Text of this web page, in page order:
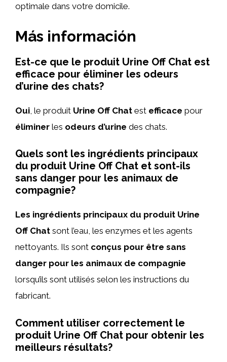
optimale dans votre domicile.
Más información
Est-ce que le produit Urine Off Chat est
efficace pour éliminer les odeurs
d’urine des chats?
Oui , le produit Urine Off Chat est efficace pour
éliminer les odeurs d’urine des chats.
Quels sont les ingrédients principaux
du produit Urine Off Chat et sont-ils
sans danger pour les animaux de
compagnie?
Les ingrédients principaux du produit Urine
Off Chat sont l’eau, les enzymes et les agents
nettoyants. Ils sont conçus pour être sans
danger pour les animaux de compagnie
lorsqu’ils sont utilisés selon les instructions du
fabricant.
Comment utiliser correctement le
produit Urine Off Chat pour obtenir les
meilleurs résultats?